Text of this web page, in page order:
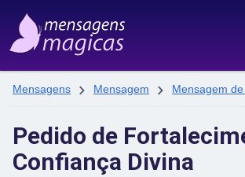
Mensagens  Mensagem  Mensagem
Pedido de
Confiança Divina